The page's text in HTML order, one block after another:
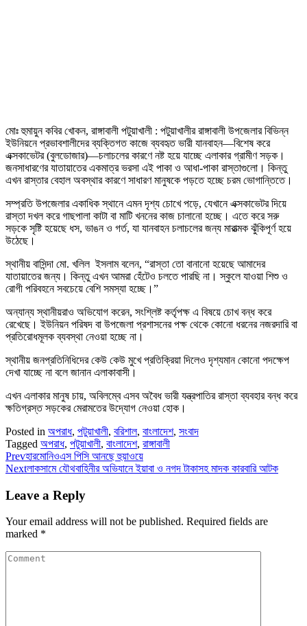
মোঃ হুমায়ুন কবির খোকন, রাঙ্গাবালী পটুয়াখালী : পটুয়াখালীর রাঙ্গাবালী উপজেলার বিভিন্ন
ইউনিয়নে প্রভাবশালীদের ব্যক্তিগত কাজে ব্যবহৃত ভারী যানবাহন—বিশেষ করে
এক্সকাভেটর (বুলডোজার)—চলাচলের কারণে নষ্ট হয়ে যাচ্ছে এলাকার গ্রামীণ সড়ক।
জনসাধারণের যাতায়াতের একমাত্র ভরসা এই পাকা ও আধা-পাকা রাস্তাগুলো। কিন্তু
এখন রাস্তার বেহাল অবস্থার কারণে সাধারণ মানুষকে পড়তে হচ্ছে চরম ভোগান্তিতে।
সম্প্রতি উপজেলার একাধিক স্থানে এমন দৃশ্য চোখে পড়ে, যেখানে এক্সকাভেটর দিয়ে
রাস্তা দখল করে গাছপালা কাটা বা মাটি খননের কাজ চালানো হচ্ছে। এতে করে সরু
সড়কে সৃষ্টি হয়েছে ধস, ভাঙন ও গর্ত, যা যানবাহন চলাচলের জন্য মারাত্মক ঝুঁকিপূর্ণ হয়ে
উঠেছে।
স্থানীয় বাসিন্দা মো. খলিল ইসলাম বলেন, “রাস্তা তো বানানো হয়েছে আমাদের
যাতায়াতের জন্য। কিন্তু এখন আমরা হেঁটেও চলতে পারছি না। স্কুলে যাওয়া শিশু ও
রোগী পরিবহনে সবচেয়ে বেশি সমস্যা হচ্ছে।”
অন্যান্য স্থানীয়রাও অভিযোগ করেন, সংশ্লিষ্ট কর্তৃপক্ষ এ বিষয়ে চোখ বন্ধ করে
রেখেছে। ইউনিয়ন পরিষদ বা উপজেলা প্রশাসনের পক্ষ থেকে কোনো ধরনের নজরদারি বা
প্রতিরোধমূলক ব্যবস্থা নেওয়া হচ্ছে না।
স্থানীয় জনপ্রতিনিধিদের কেউ কেউ মুখে প্রতিক্রিয়া দিলেও দৃশ্যমান কোনো পদক্ষেপ
দেখা যাচ্ছে না বলে জানান এলাকাবাসী।
এখন এলাকার মানুষ চায়, অবিলম্বে এসব অবৈধ ভারী যন্ত্রপাতির রাস্তা ব্যবহার বন্ধ করে
ক্ষতিগ্রস্ত সড়কের মেরামতের উদ্যোগ নেওয়া হোক।
Posted in অপরাধ, পটুয়াখালী, বরিশাল, বাংলাদেশ, সংবাদ
Tagged অপরাধ, পটুয়াখালী, বাংলাদেশ, রাঙ্গাবালী
Prevহারমোনিওএস পিসি আনছে হুয়াওয়ে
Nextলাকসামে যৌথবাহিনীর অভিযানে ইয়াবা ও নগদ টাকাসহ মাদক কারবারি আটক
Leave a Reply
Your email address will not be published. Required fields are
marked *